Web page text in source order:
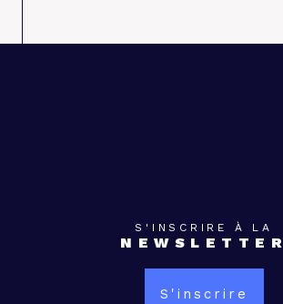
S'INSCRIRE À LA
NEWSLETTER
S'inscrire